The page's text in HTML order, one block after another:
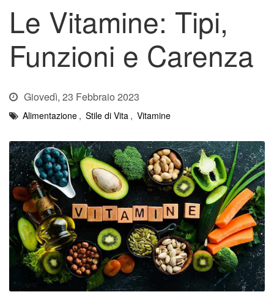
Le Vitamine: Tipi,
Funzioni e Carenza
Giovedì, 23 Febbraio 2023
Alimentazione , Stile di Vita , Vitamine